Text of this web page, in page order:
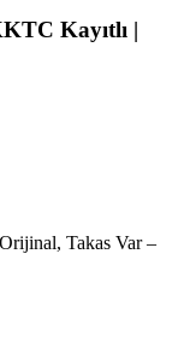
Kayıtlı |
Takas Var –